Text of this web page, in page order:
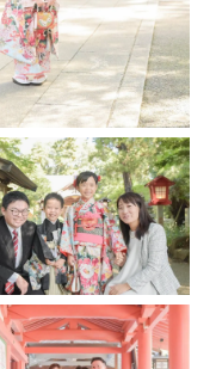
によって変動する事
ていただいておりま
は対応出来ません。ご
。